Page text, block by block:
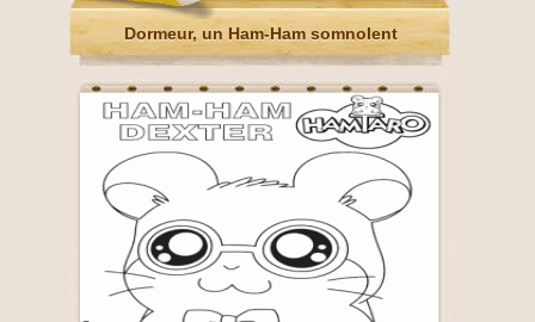
Dormeur, un Ham-Ham somnolent